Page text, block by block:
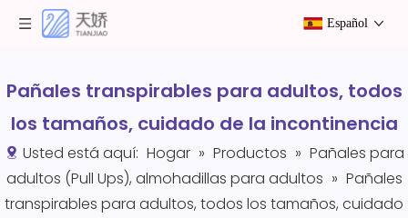
Español
Pañales transpirables para adultos, todos
los tamaños, cuidado de la incontinencia
Usted está aquí: Hogar » Productos » Pañales para
adultos (Pull Ups), almohadillas para adultos » Pañales
transpirables para adultos, todos los tamaños, cuidado